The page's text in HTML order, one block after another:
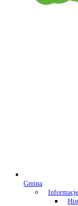
Gmina